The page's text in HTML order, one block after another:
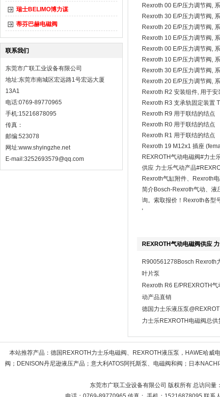
瑞士BELIMO博力谋
蒂芬巴赫电磁阀
联系我们
东莞市广联工业设备有限公司
地址:东莞市南城区宏远路1号宏远大厦
13A1
电话:0769-89770965
手机:15216878095
传真：
邮编:523078
网址:www.shyingzhe.net
E-mail:3252693579@qq.com
Rexroth 00 E/P压力调节阀,
Rexroth 30 E/P压力调节阀,
Rexroth 20 E/P压力调节阀,
Rexroth 10 E/P压力调节阀,
Rexroth 00 E/P压力调节阀,
Rexroth 10 E/P压力调节阀,
Rexroth 30 E/P压力调节阀,
Rexroth 20 E/P压力调节阀,
Rexroth R2 安装组件, 用于安
Rexroth R3 支承轨固定装置
Rexroth R9 用于联结的结点
Rexroth R0 用于联结的结点
Rexroth R1 用于联结的结点
Rexroth 19 M12x1 插座
REXROTH气动电磁阀#力士
供应 力士乐气动产品
Rexroth气缸附件、Rexroth
简介Bosch-Rexroth气动、液
询。索取报价！Rexroth各型
'
REXROTH气动电磁阀供应
R900561278Bosch Rexroth
叶片泵
Rexroth R6 E/PREXROTH
动产品直销
德国力士乐液压泵
力士乐REXROTH电磁阀总供
本站推荐产品： 德国REXROTH力士乐电磁阀、REXROTH液压泵，HAWE哈威
阀；DENISON丹尼逊液压产品；意大利ATOS阿托斯泵、电磁阀和阀；日本
东莞市广联工业设备有限公司 版权所有 总访问量